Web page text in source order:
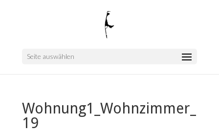
Seite auswählen
Wohnung1_Wohnzimmer_
19